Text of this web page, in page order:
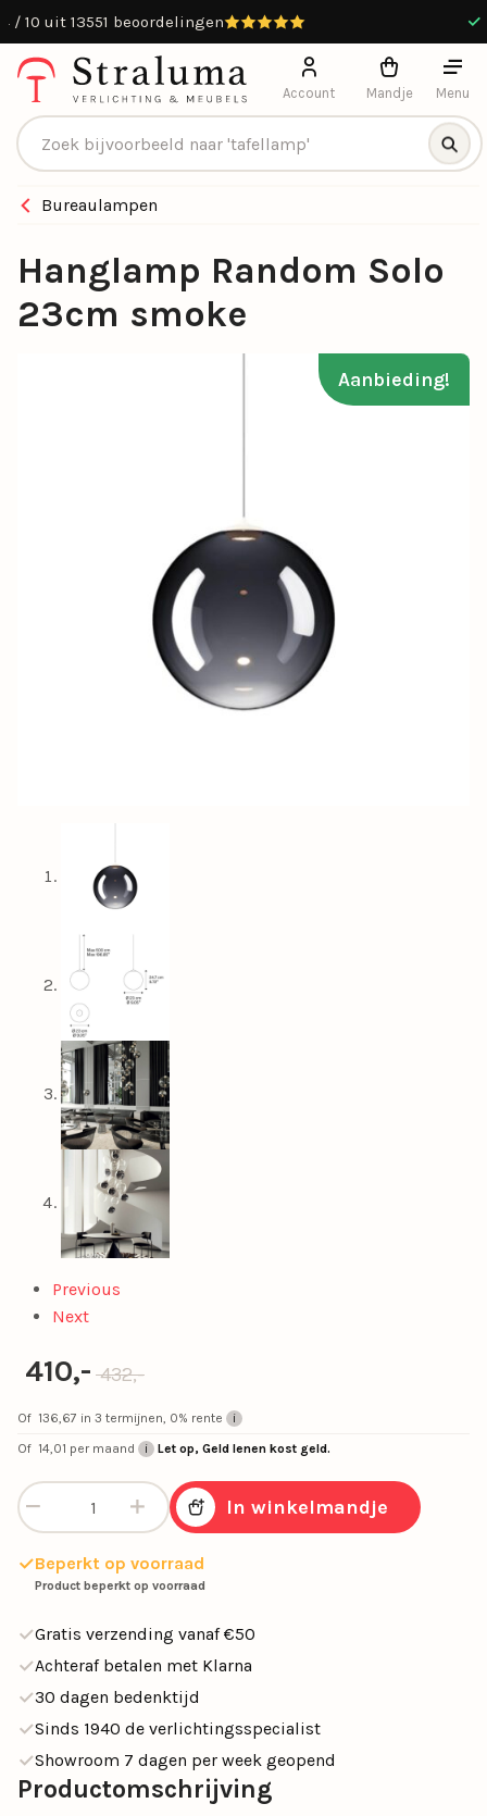
9.4 / 10 uit 13551 beoordelingen
Producten zoeken
Account Mandje Menu
Bureaulampen
Hanglamp Random Solo
23cm smoke
Aanbieding!
Previous
Next
432,-
Oorspronkelijke prijs was:
410,-
Huidige prijs is: 410,-.
Of 136,67 in 3 termijnen, 0% rente
Of 14,01 per maand Let op, Geld lenen kost geld.
Hanglamp Random Solo 23cm smoke aantal
In winkelmandje
Beperkt op voorraad
Product beperkt op voorraad
Gratis verzending vanaf €50
Achteraf betalen met Klarna
30 dagen bedenktijd
Sinds 1940 de verlichtingsspecialist
Showroom 7 dagen per week geopend
Productomschrijving